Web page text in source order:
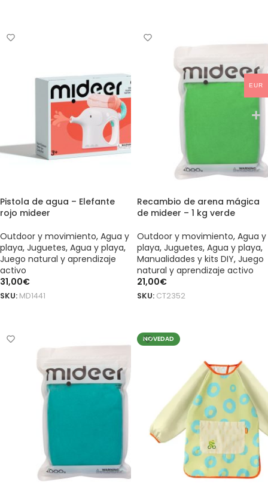
Pistola de agua – Elefante
rojo mideer
Outdoor y movimiento, Agua y
playa, Juguetes, Agua y playa,
Juego natural y aprendizaje
activo
31,00€
SKU: MD1441
Recambio de arena mágica
de mideer – 1 kg verde
Outdoor y movimiento, Agua y
playa, Juguetes, Agua y playa,
Manualidades y kits DIY, Juego
natural y aprendizaje activo
21,00€
SKU: CT2352
NOVEDAD
EUR